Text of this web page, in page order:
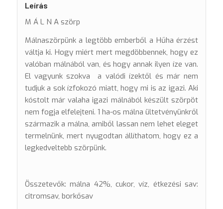
Leírás
M Á L N A szörp
Málnaszörpünk a legtöbb emberből a Hűha érzést
váltja ki. Hogy miért mert megdöbbennek, hogy ez
valóban málnából van, és hogy annak ilyen íze van.
El vagyunk szokva a valódi ízektől és már nem
tudjuk a sok ízfokozó miatt, hogy mi is az igazi. Aki
kóstolt már valaha igazi málnából készült szörpöt
nem fogja elfelejteni. 1 ha-os málna ültetvényünkről
származik a málna, amiből lassan nem lehet eleget
termelnünk, mert nyugodtan állíthatom, hogy ez a
legkedveltebb szörpünk.
Összetevők: málna 42%, cukor, víz, étkezési sav:
citromsav, borkősav